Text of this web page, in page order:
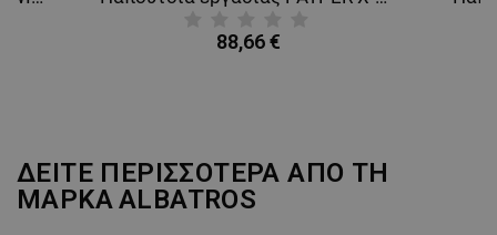
88,66 €
ΔΕΙΤΕ ΠΕΡΙΣΣΟΤΕΡΑ ΑΠΟ ΤΗ
ΜΑΡΚΑALBATROS